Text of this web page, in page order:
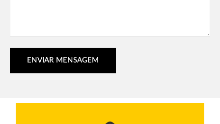
ENVIAR MENSAGEM